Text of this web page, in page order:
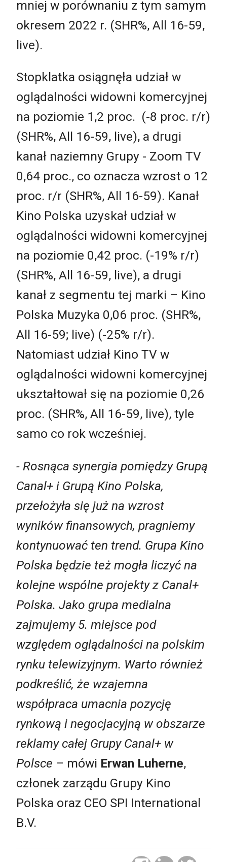
mniej w porównaniu z tym samym
okresem 2022 r. (SHR%, All 16-59,
live).
Stopklatka osiągnęła udział w
oglądalności widowni komercyjnej
na poziomie 1,2 proc. (-8 proc. r/r)
(SHR%, All 16-59, live), a drugi
kanał naziemny Grupy - Zoom TV
0,64 proc., co oznacza wzrost o 12
proc. r/r (SHR%, All 16-59). Kanał
Kino Polska uzyskał udział w
oglądalności widowni komercyjnej
na poziomie 0,42 proc. (-19% r/r)
(SHR%, All 16-59, live), a drugi
kanał z segmentu tej marki – Kino
Polska Muzyka 0,06 proc. (SHR%,
All 16-59; live) (-25% r/r).
Natomiast udział Kino TV w
oglądalności widowni komercyjnej
ukształtował się na poziomie 0,26
proc. (SHR%, All 16-59, live), tyle
samo co rok wcześniej.
- Rosnąca synergia pomiędzy Grupą
Canal+ i Grupą Kino Polska,
przełożyła się już na wzrost
wyników finansowych, pragniemy
kontynuować ten trend. Grupa Kino
Polska będzie też mogła liczyć na
kolejne wspólne projekty z Canal+
Polska. Jako grupa medialna
zajmujemy 5. miejsce pod
względem oglądalności na polskim
rynku telewizyjnym. Warto również
podkreślić, że wzajemna
współpraca umacnia pozycję
rynkową i negocjacyjną w obszarze
reklamy całej Grupy Canal+ w
Polsce – mówi Erwan Luherne,
członek zarządu Grupy Kino
Polska oraz CEO SPI International
B.V.